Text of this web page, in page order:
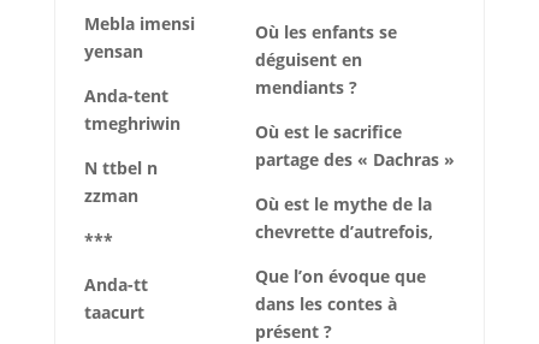
Mebla imensi
yensan
Anda-tent
tmeghriwin
N ttbel n
zzman
***
Anda-tt
taacurt
Où les enfants se
déguisent en
mendiants ?
Où est le sacrifice
partage des « Dachras »
Où est le mythe de la
chevrette d’autrefois,
Que l’on évoque que
dans les contes à
présent ?